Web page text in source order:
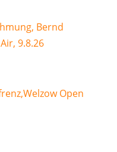
Bernd
9.8.26
Open